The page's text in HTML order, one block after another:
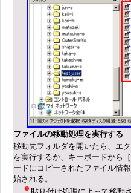
ファイルの移動処理を実行する
移動先フォルダを開いたら、エ
を実行するか、キーボードから
ードにコピーされたファイル情
始される。